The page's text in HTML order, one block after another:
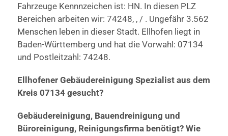
Fahrzeuge Kennnzeichen ist: HN. In diesen PLZ
Bereichen arbeiten wir: 74248, , / . Ungefähr 3.562
Menschen leben in dieser Stadt. Ellhofen liegt in
Baden-Württemberg und hat die Vorwahl: 07134
und Postleitzahl: 74248.
Ellhofener Gebäudereinigung Spezialist aus dem
Kreis 07134 gesucht?
Gebäudereinigung, Bauendreinigung und
Büroreinigung, Reinigungsfirma benötigt? Wie